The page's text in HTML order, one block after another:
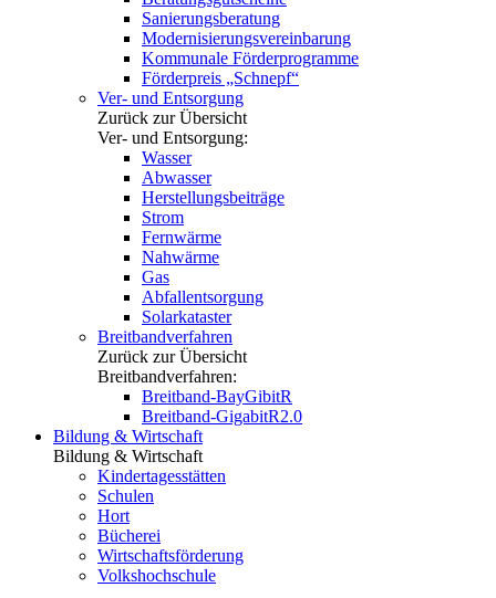
Sanierungsberatung
Modernisierungsvereinbarung
Kommunale Förderprogramme
Förderpreis „Schnepf“
Ver- und Entsorgung
Zurück zur Übersicht
Ver- und Entsorgung:
Wasser
Abwasser
Herstellungsbeiträge
Strom
Fernwärme
Nahwärme
Gas
Abfallentsorgung
Solarkataster
Breitbandverfahren
Zurück zur Übersicht
Breitbandverfahren:
Breitband-BayGibitR
Breitband-GigabitR2.0
Bildung & Wirtschaft
Bildung & Wirtschaft
Kindertagesstätten
Schulen
Hort
Bücherei
Wirtschaftsförderung
Volkshochschule